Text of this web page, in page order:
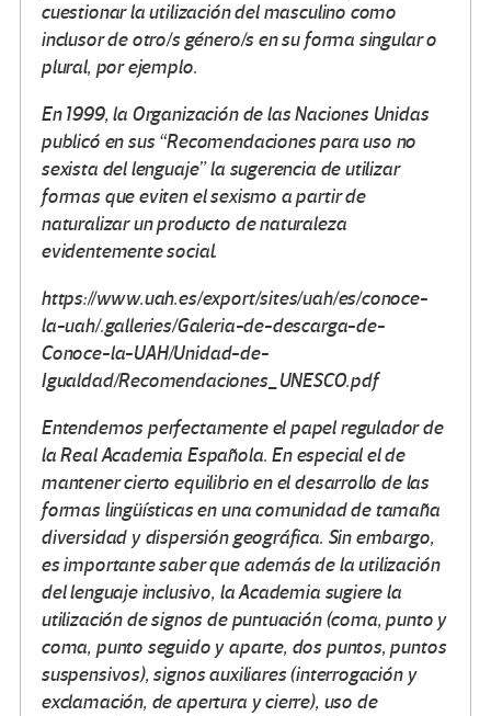
cuestionar la utilización del masculino como
inclusor de otro/s género/s en su forma singular o
plural, por ejemplo.
En 1999, la Organización de las Naciones Unidas
publicó en sus “Recomendaciones para uso no
sexista del lenguaje” la sugerencia de utilizar
formas que eviten el sexismo a partir de
naturalizar un producto de naturaleza
evidentemente social.
https://www.uah.es/export/sites/uah/es/conoce-
la-uah/.galleries/Galeria-de-descarga-de-
Conoce-la-UAH/Unidad-de-
Igualdad/Recomendaciones_UNESCO.pdf
Entendemos perfectamente el papel regulador de
la Real Academia Española. En especial el de
mantener cierto equilibrio en el desarrollo de las
formas lingüísticas en una comunidad de tamaña
diversidad y dispersión geográfica. Sin embargo,
es importante saber que además de la utilización
del lenguaje inclusivo, la Academia sugiere la
utilización de signos de puntuación (coma, punto y
coma, punto seguido y aparte, dos puntos, puntos
suspensivos), signos auxiliares (interrogación y
exclamación, de apertura y cierre), uso de